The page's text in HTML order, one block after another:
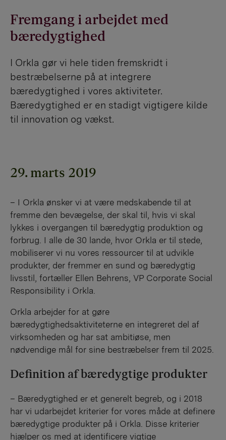
Fremgang i arbejdet med
bæredygtighed
I Orkla gør vi hele tiden fremskridt i
bestræbelserne på at integrere
bæredygtighed i vores aktiviteter.
Bæredygtighed er en stadigt vigtigere kilde
til innovation og vækst.
29. marts 2019
– I Orkla ønsker vi at være medskabende til at
fremme den bevægelse, der skal til, hvis vi skal
lykkes i overgangen til bæredygtig produktion og
forbrug. I alle de 30 lande, hvor Orkla er til stede,
mobiliserer vi nu vores ressourcer til at udvikle
produkter, der fremmer en sund og bæredygtig
livsstil, fortæller Ellen Behrens, VP Corporate Social
Responsibility i Orkla.
Orkla arbejder for at gøre
bæredygtighedsaktiviteterne en integreret del af
virksomheden og har sat ambitiøse, men
nødvendige mål for sine bestræbelser frem til 2025.
Definition af bæredygtige produkter
– Bæredygtighed er et generelt begreb, og i 2018
har vi udarbejdet kriterier for vores måde at definere
bæredygtige produkter på i Orkla. Disse kriterier
hjælper os med at identificere vigtige